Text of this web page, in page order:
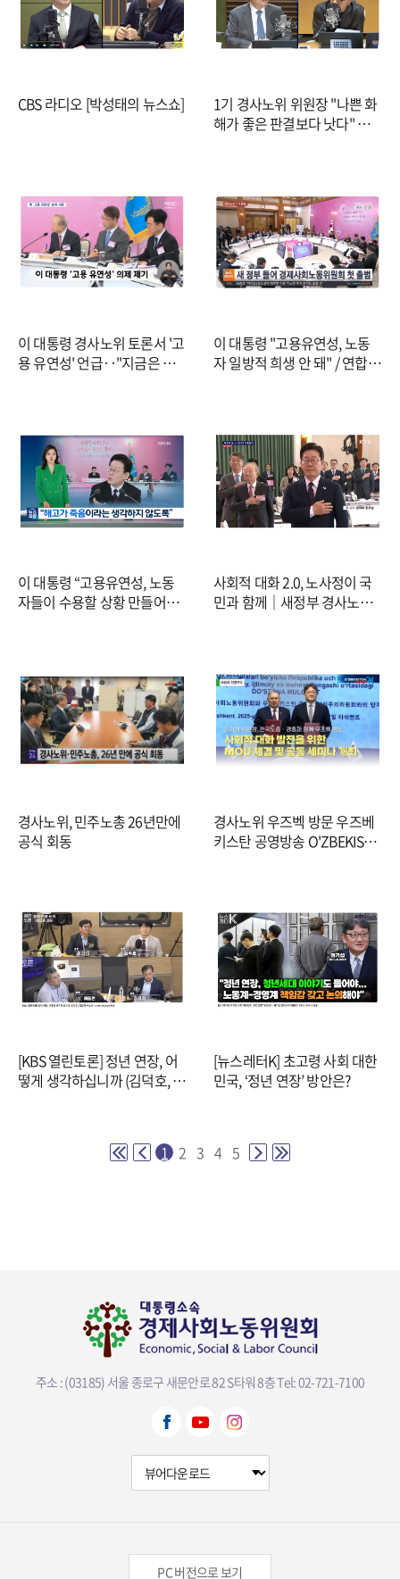
CBS 라디오 [박성태의 뉴스쇼]
1기 경사노위 위원장 "나쁜 화
해가 좋은 판결보다 낫다" 새
이 대통령 경사노위 토론서 '고
용 유연성' 언급‥"지금은 경
이 대통령 "고용유연성, 노동
자 일방적 희생 안 돼" / 연합뉴
이 대통령 “고용유연성, 노동
자들이 수용할 상황 만들어
사회적 대화 2.0, 노사정이 국
민과 함께｜새정부 경사노위
경사노위, 민주노총 26년만에
공식 회동
경사노위 우즈벡 방문 우즈베
키스탄 공영방송 O'ZBEKISTO
[KBS 열린토론] 정년 연장, 어
떻게 생각하십니까 (김덕호, 김
[뉴스레터K] 초고령 사회 대한
민국, ‘정년 연장’ 방안은?
1 2 3 4 5
주소 : (03185) 서울 종로구 새문안로 82 S타워 8층Tel: 02-721-7100
뷰어다운로드 선택
PC 버전으로 보기